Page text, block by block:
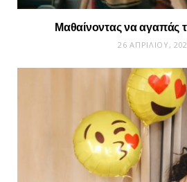
Μαθαίνοντας να αγαπάς
26 ΑΠΡΙΛΊΟΥ,